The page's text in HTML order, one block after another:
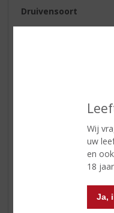
Wij
uw
en
18
Ja,
Druivensoort